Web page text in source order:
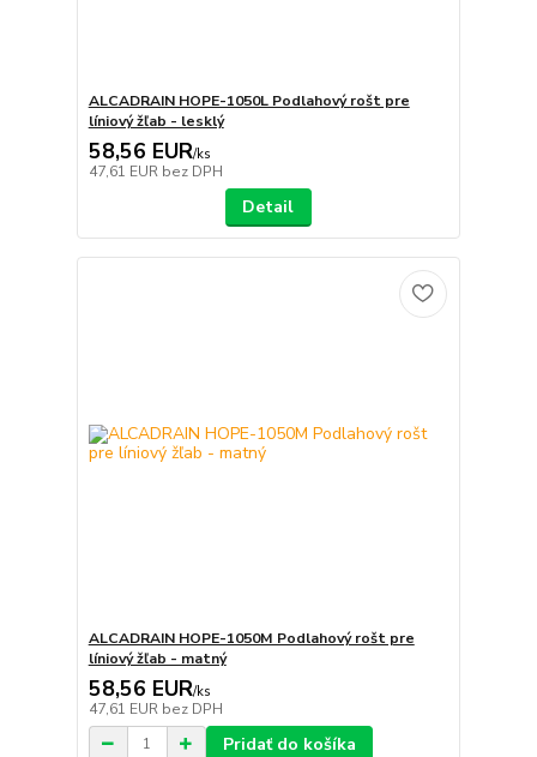
ALCADRAIN HOPE-1050L Podlahový rošt pre
líniový žľab - lesklý
58,56 EUR/ks
47,61 EUR bez DPH
Detail
ALCADRAIN HOPE-1050M Podlahový rošt pre
líniový žľab - matný
58,56 EUR/ks
47,61 EUR bez DPH
Pridať do košíka